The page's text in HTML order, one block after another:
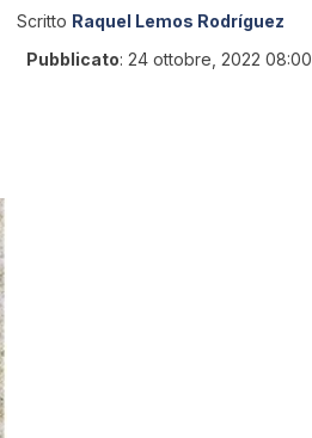
Scritto Raquel Lemos Rodríguez
Pubblicato: 24 ottobre, 2022 08:00